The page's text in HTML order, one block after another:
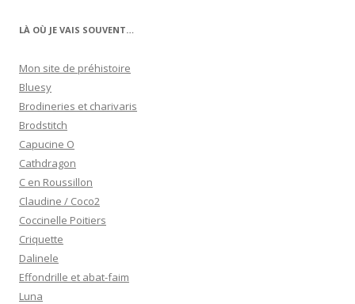
LÀ OÙ JE VAIS SOUVENT…
Mon site de préhistoire
Bluesy
Brodineries et charivaris
Brodstitch
Capucine O
Cathdragon
C en Roussillon
Claudine / Coco2
Coccinelle Poitiers
Criquette
Dalinele
Effondrille et abat-faim
Luna